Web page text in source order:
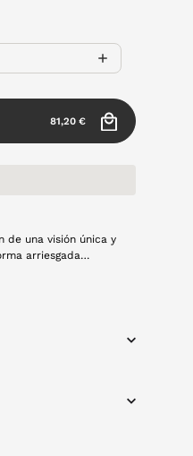
81,20 €
de una visión única y
en el centro de